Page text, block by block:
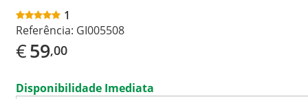
1
Referência: GI005508
€59,00
Disponibilidade Imediata